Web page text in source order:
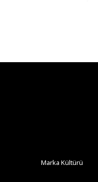
Marka Kültürü